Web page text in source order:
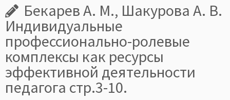
Бекарев А. М., Шакурова А. В.
Индивидуальные
профессионально-ролевые
комплексы как ресурсы
эффективной деятельности
педагога стр.3-10.